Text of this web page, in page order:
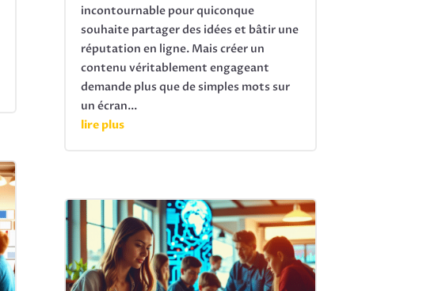
incontournable pour quiconque
souhaite partager des idées et bâtir une
réputation en ligne. Mais créer un
contenu véritablement engageant
demande plus que de simples mots sur
un écran...
lire plus